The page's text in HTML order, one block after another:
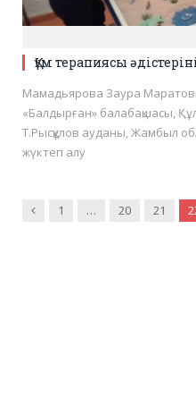
Құм терапиясы
Мамадьярова Заура
«Балдырған» балабақшасы,
Т.Рысқұлов ауданы, Жамбыл
жүктеп алу
Previous
1 … 20 21